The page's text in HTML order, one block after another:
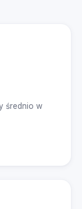
średnio w